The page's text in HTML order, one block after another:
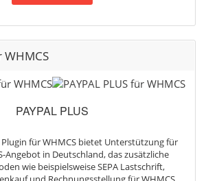
WHMCS
PAYPAL PLUS
Plugin für WHMCS bietet Unterstützung für
Angebot in Deutschland, das zusätzliche
wie beispielsweise SEPA Lastschrift,